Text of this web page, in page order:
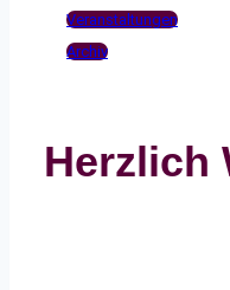
Veranstaltungen
Archiv
Herzlich